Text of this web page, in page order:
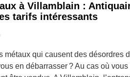
à Villamblain :
tarifs intéressants
métaux qui causent des désordres
en débarrasser ? Au cas où